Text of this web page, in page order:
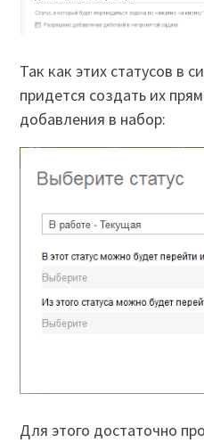
Так как этих статусов в
придется создать их
добавления в набор:
Для этого достаточно